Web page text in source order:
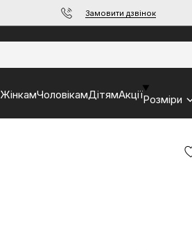
Замовити дзвінок
ЖінкамЧоловікамДітямАкціїРозміри